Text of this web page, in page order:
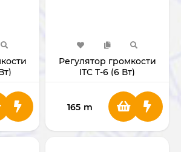
Регулятор громкости
ITC T-6 (6 Вт)
165 m